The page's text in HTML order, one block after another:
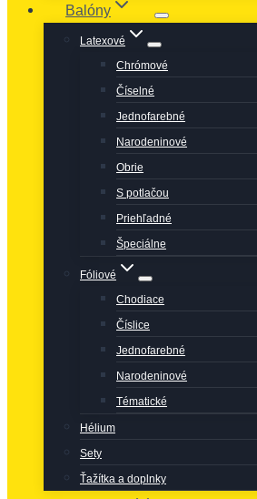
Balóny
Latexové
Chrómové
Číselné
Jednofarebné
Narodeninové
Obrie
S potlačou
Priehľadné
Špeciálne
Fóliové
Chodiace
Číslice
Jednofarebné
Narodeninové
Tématické
Hélium
Sety
Ťažítka a doplnky